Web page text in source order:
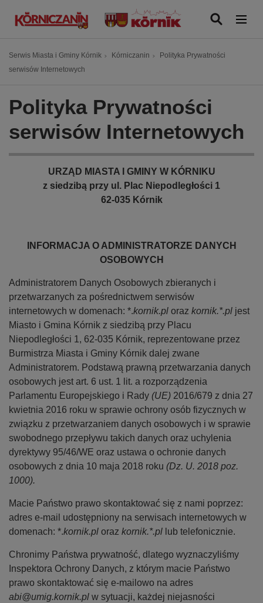
Ś
c
ż
a
n
Serwis Miasta i Gminy Kórnik Kórniczanin
Polityka Prywatności
serwisów Internetowych
Polityka Prywatności
serwisów Internetowych
URZĄD MIASTA I GMINY W KÓRNIKU
z siedzibą przy ul. Plac Niepodległości 1
62-035 Kórnik
INFORMACJA O ADMINISTRATORZE DANYCH
OSOBOWYCH
Administratorem Danych Osobowych zbieranych i
przetwarzanych za pośrednictwem serwisów
internetowych w domenach: *.kornik.pl oraz kornik.*.pl jest
Miasto i Gmina Kórnik z siedzibą przy Placu
Niepodległości 1, 62-035 Kórnik, reprezentowane przez
Burmistrza Miasta i Gminy Kórnik dalej zwane
Administratorem. Podstawą prawną przetwarzania danych
osobowych jest art. 6 ust. 1 lit. a rozporządzenia
Parlamentu Europejskiego i Rady (UE) 2016/679 z dnia 27
kwietnia 2016 roku w sprawie ochrony osób fizycznych w
związku z przetwarzaniem danych osobowych i w sprawie
swobodnego przepływu takich danych oraz uchylenia
dyrektywy 95/46/WE oraz ustawa o ochronie danych
osobowych z dnia 10 maja 2018 roku (Dz. U. 2018 poz.
1000).
Macie Państwo prawo skontaktować się z nami poprzez:
adres e-mail udostępniony na serwisach internetowych w
domenach: *.kornik.pl oraz kornik.*.pl lub telefonicznie.
Chronimy Państwa prywatność, dlatego wyznaczyliśmy
Inspektora Ochrony Danych, z którym macie Państwo
prawo skontaktować się e-mailowo na adres
abi@umig.kornik.pl w sytuacji, każdej niejasności